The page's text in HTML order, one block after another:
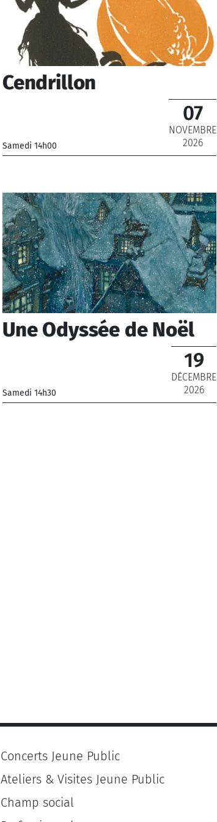
Cendrillon
Samedi 14h00
07
NOVEMBRE
2026
Une Odyssée de Noël
Samedi 14h30
19
DÉCEMBRE
2026
Concerts Jeune Public
Ateliers & Visites Jeune Public
Champ social